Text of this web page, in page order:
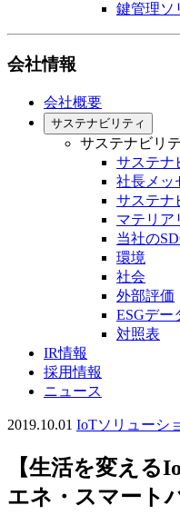
鍵管理ソ
会社情報
会社概要
サステナビリティ
サステナビリ
サステナ
社長メッ
サステナ
マテリア
当社の
環境
社会
外部評価
ESGデー
対照表
IR情報
採用情報
ニュース
2019.10.01 IoTソリューシ
【生活を変える
エネ・スマート